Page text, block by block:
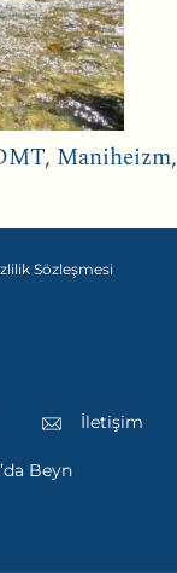
Maniheizm,
Sözleşmesi
İletişim
Beyn